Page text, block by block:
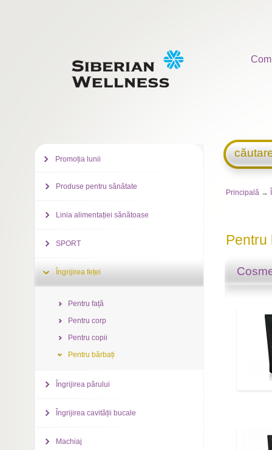
Principală →
Pentru
Promoția lunii
Produse pentru sănătate
Linia alimentației sănătoase
SPORT
Îngrijirea feței
Pentru față
Pentru corp
Pentru copii
Pentru bărbați
Îngrijirea părului
Îngrijirea cavității bucale
Machiaj